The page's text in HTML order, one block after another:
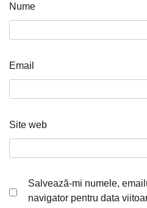
Nume
Email
Site web
Salvează-mi numele,
navigator pentru data